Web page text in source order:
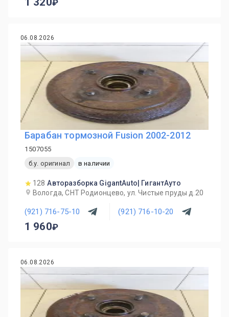
06.08.2026
Барабан тормозной Fusion 2002-2012
1507055
б.у. оригинал
в наличии
128 Авторазборка GigantAuto| ГигантАуто
Вологда, СНТ Родионцево, ул. Чистые пруды д.20
(921) 716-75-10 (921) 716-10-20
1 960
06.08.2026